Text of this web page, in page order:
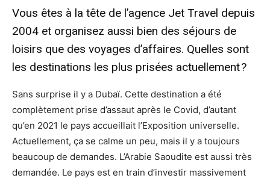
Vous êtes à la tête de l’agence Jet Travel depuis
2004 et organisez aussi bien des séjours de
loisirs que des voyages d’affaires. Quelles sont
les destinations les plus prisées actuellement ?
Sans surprise il y a Dubaï. Cette destination a été
complètement prise d’assaut après le Covid, d’autant
qu’en 2021 le pays accueillait l’Exposition universelle.
Actuellement, ça se calme un peu, mais il y a toujours
beaucoup de demandes. L’Arabie Saoudite est aussi très
demandée. Le pays est en train d’investir massivement